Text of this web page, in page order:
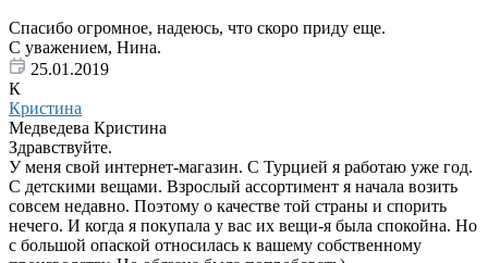
Спасибо огромное, надеюсь, что скоро приду еще.
С уважением, Нина.
25.01.2019
К
Кристина
Медведева Кристина
Здравствуйте.
У меня свой интернет-магазин. С Турцией я работаю уже год.
С детскими вещами. Взрослый ассортимент я начала возить
совсем недавно. Поэтому о качестве той страны и спорить
нечего. И когда я покупала у вас их вещи-я была спокойна. Но
с большой опаской относилась к вашему собственному